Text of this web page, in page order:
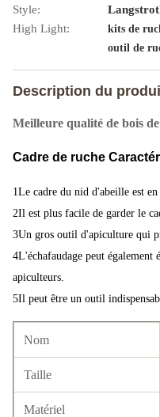
Style:
High Light:
kits de
outil de
Description du
Meilleure qualité de bois
Cadre de ruche
1Le cadre du nid d'abeille est
2Il est plus facile de garder le
3Un gros outil d'apiculture qui
4L'échafaudage peut également
apiculteurs.
5Il peut être un outil
Nom
Taille
Matériel